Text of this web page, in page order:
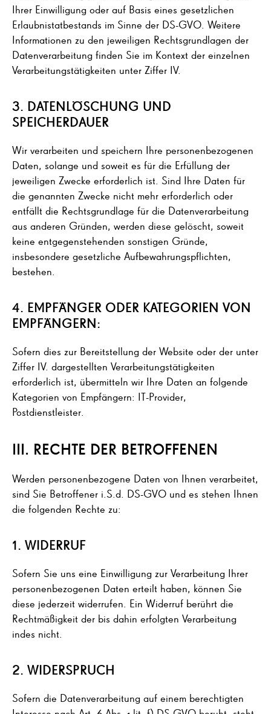
Ihrer Einwilligung oder auf Basis eines gesetzlichen
Erlaubnistatbestands im Sinne der DS-GVO. Weitere
Informationen zu den jeweiligen Rechtsgrundlagen der
Datenverarbeitung finden Sie im Kontext der einzelnen
Verarbeitungstätigkeiten unter Ziffer IV.
3. DATENLÖSCHUNG UND
SPEICHERDAUER
Wir verarbeiten und speichern Ihre personenbezogenen
Daten, solange und soweit es für die Erfüllung der
jeweiligen Zwecke erforderlich ist. Sind Ihre Daten für
die genannten Zwecke nicht mehr erforderlich oder
entfällt die Rechtsgrundlage für die Datenverarbeitung
aus anderen Gründen, werden diese gelöscht, soweit
keine entgegenstehenden sonstigen Gründe,
insbesondere gesetzliche Aufbewahrungspflichten,
bestehen.
4. EMPFÄNGER ODER KATEGORIEN VON
EMPFÄNGERN:
Sofern dies zur Bereitstellung der Website oder der unter
Ziffer IV. dargestellten Verarbeitungstätigkeiten
erforderlich ist, übermitteln wir Ihre Daten an folgende
Kategorien von Empfängern: IT-Provider,
Postdienstleister.
III. RECHTE DER BETROFFENEN
Werden personenbezogene Daten von Ihnen verarbeitet,
sind Sie Betroffener i.S.d. DS-GVO und es stehen Ihnen
die folgenden Rechte zu:
1. WIDERRUF
Sofern Sie uns eine Einwilligung zur Verarbeitung Ihrer
personenbezogenen Daten erteilt haben, können Sie
diese jederzeit widerrufen. Ein Widerruf berührt die
Rechtmäßigkeit der bis dahin erfolgten Verarbeitung
indes nicht.
2. WIDERSPRUCH
Sofern die Datenverarbeitung auf einem berechtigten